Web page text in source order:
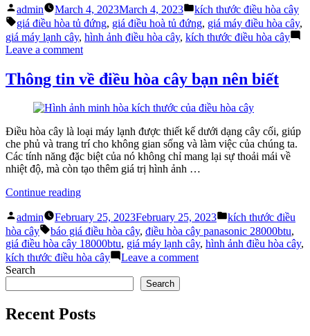
Ưu
Nhược
Điểm
Kích
Thước
Điều
Hòa
Posted
by
admin March 4, 2023March 4, 2023
Posted
in
kích thước điều hòa cây
Tags:
giá điều hòa tủ đứng, giá điều hoà tủ đứng, giá máy điều hòa cây,
giá máy lạnh cây, hình ảnh điều hòa cây, kích thước điều hòa cây
Leave a commenton
Giá
Ưu
Điểm
Thước
Điều
Hòa
Cây
Thông tin về điều hòa cây bạn nên biết
Điều hòa cây là loại máy lạnh được thiết kế dưới dạng cây cối, giúp
che phủ và trang trí cho không gian sống và làm việc của chúng ta.
Các tính năng đặc biệt của nó không chỉ mang lại sự thoải mái về
nhiệt độ, mà còn tạo thêm giá trị hình ảnh …
Continue reading“Thông
về
điều
hòa
cây
bạn
nên
biết”
Posted
by
admin February 25, 2023February 25, 2023
Posted
in
kích thước điều
hòa cây
Tags:
báo giá điều hòa cây, điều hòa cây panasonic 28000btu,
giá điều hòa cây 18000btu, giá máy lạnh cây, hình ảnh điều hòa cây,
kích thước điều hòa cây
Leave a commenton
Search
Search
Recent Posts